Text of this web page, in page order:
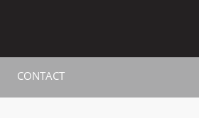
CONTACT